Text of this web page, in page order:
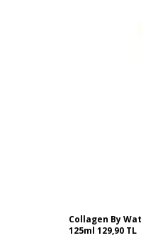
Collagen By
125ml 129,90 TL